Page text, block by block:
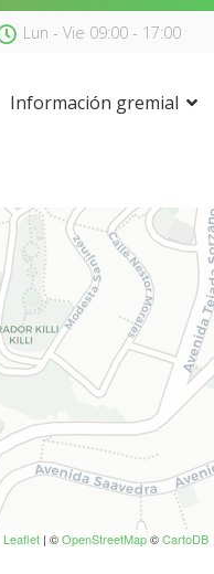
Lun - Vie 09:00 - 17:00
Información gremial
Leaflet | ©OpenStreetMap©CartoDB